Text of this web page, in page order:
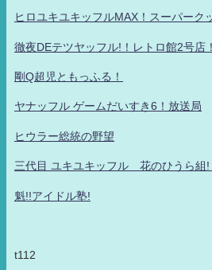
ヒロユキユキッフルMAX！スーパーク
徹夜DEテツヤッフル!！レトロ館2号店！
剛Q超児ともっふる！
ヤナッフル ゲームだいすき6！放送局
ヒウラー総統の野望
三代目 ユキユキッフル 花のひうら組!
魁!!アイドル塾!
t112